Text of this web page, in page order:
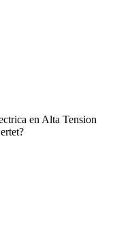
en Alta Tension